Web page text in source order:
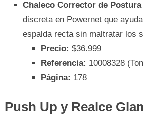
Chaleco Corrector de Postura
discreta en Powernet que
espalda recta sin maltratar los
Precio: $36.999
Referencia: 10008328
Página: 178
Push Up y Realce